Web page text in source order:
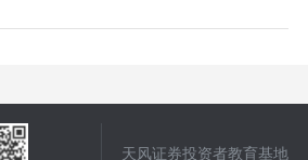
天风证券投资者教育基地